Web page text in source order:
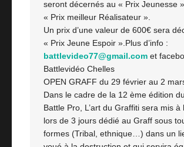
seront décernés au « Prix Jeunesse
« Prix meilleur Réalisateur ».
Un prix d’une valeur de 600€ sera
« Prix Jeune Espoir ».Plus d’info :
battlevideo77@gmail.comet
Battlevidéo Chelles
OPEN GRAFF du 29 février au 2
Dans le cadre de la 12 ème édition
Battle Pro, L’art du Graffiti sera mis à
lors de 3 jours dédié au Graff sous
formes (Tribal, ethnique…) dans un